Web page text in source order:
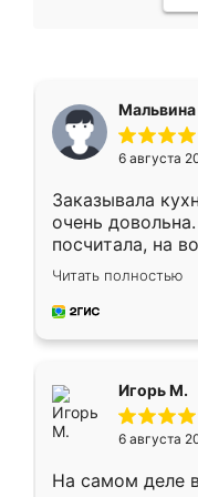
Мальвина
6 августа
Заказывала
очень
посчитала, на
Замерщик
делу со всей
за день, ребята
Читать полностью
Игорь М.
6 августа
На самом деле